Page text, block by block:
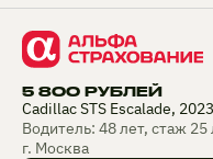
5 800 РУБЛЕЙ
Cadillac STS Escalade,
Водитель: 48 лет, стаж 25
г. Москва